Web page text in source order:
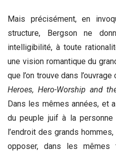
Mais précisément, en
structure, Bergson ne
intelligibilité, à toute
une vision romantique du
que l’on trouve dans
Heroes, Hero-Worship and
Dans les mêmes années, et
du peuple juif à la
l’endroit des grands
opposer, dans les